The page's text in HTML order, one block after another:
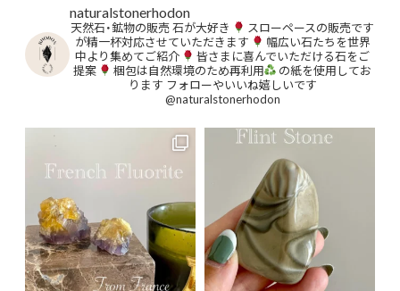
naturalstonerhodon
天然石・鉱物の販売石が大好き
スローペースの販売です
が精一杯対応させていただきます
幅広い石たちを世界
中より集めてご紹介
皆さまに喜んでいただける石をご
提案
梱包は自然環境のため再利用
の紙を使用してお
ります フォローやいいね嬉しいです
@naturalstonerhodon